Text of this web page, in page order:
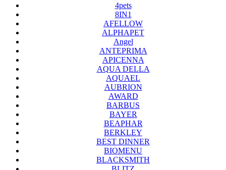
4pets
8IN1
AFELLOW
ALPHAPET
Angel
ANTEPRIMA
APICENNA
AQUA DELLA
AQUAEL
AUBRION
AWARD
BARBUS
BAYER
BEAPHAR
BERKLEY
BEST DINNER
BIOMENU
BLACKSMITH